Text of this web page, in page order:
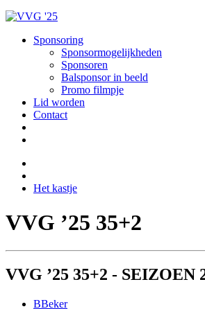
Sponsoring
Sponsormogelijkheden
Sponsoren
Balsponsor in beeld
Promo filmpje
Lid worden
Contact
Het kastje
VVG ’25 35+2
VVG ’25 35+2 - SEIZOEN
BBeker